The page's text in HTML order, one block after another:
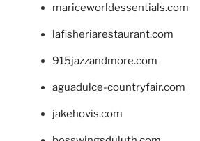
mariceworldessentials.com
lafisheriarestaurant.com
915jazzandmore.com
aguadulce-countryfair.com
jakehovis.com